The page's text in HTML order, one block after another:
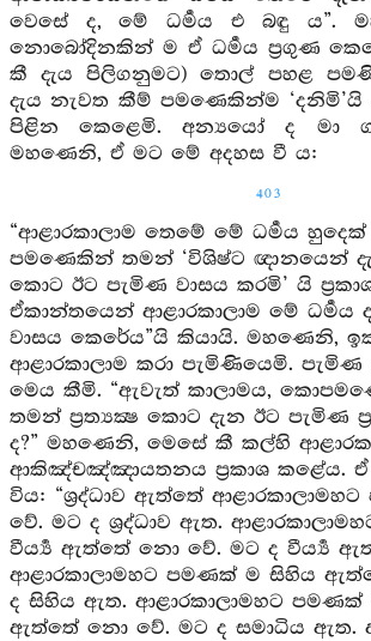
වෙසේ ද, මේ ධර්‍මය එ බඳු ය”.
නොබෝදිනකින් ම ඒ ධර්‍මය ප්‍රගුණ
කී දැය පිලිගනුමට) තොල් පහළ
දැය නැවත කීම් පමණෙකින්ම ‘දනිමි’යි
පිළින කෙළෙමි. අන්‍යයෝ ද මා
මහණෙනි, ඒ මට මේ අදහස වී ය:
403
“ආළාරකාලාම තෙමේ මේ ධර්‍මය
පමණෙකින් තමන් ‘විශිෂ්ට ඥානයෙන්
කොට ඊට පැමිණ වාසය කරමි’ යි
ඒකාන්තයෙන් ආළාරකාලාම මේ ධර්‍මය
වාසය කෙරේය”යි කියායි. මහණෙනි,
ආළාරකාලාම කරා පැමිණියෙමි. පැමිණ
මෙය කීමි. “ඇවැත් කාලාමය,
තමන් ප්‍රත්‍යක්‍ෂ කොට දැන ඊට පැමිණ
ද?” මහණෙනි, මෙසේ කී කල්හි
ආකිඤ්චඤ්ඤායතනය ප්‍රකාශ කළේය. ඒ
විය: “ශ්‍රද්ධාව ඇත්තේ
වේ. මට ද ශ්‍රද්ධාව ඇත.
වීර්‍ය්‍ය ඇත්තේ නො වේ. මට ද වීර්‍ය්‍ය
ආළාරකාලාමහට පමණක් ම සිහිය
ද සිහිය ඇත. ආළාරකාලාමහට පමණක්
ඇත්තේ නො වේ. මට ද සමාධිය ඇත.